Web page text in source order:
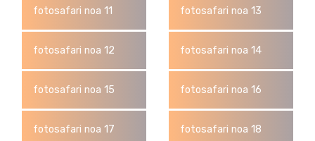
fotosafari noa 11 fotosafari noa 13
fotosafari noa 12 fotosafari noa 14
fotosafari noa 15 fotosafari noa 16
fotosafari noa 17 fotosafari noa 18